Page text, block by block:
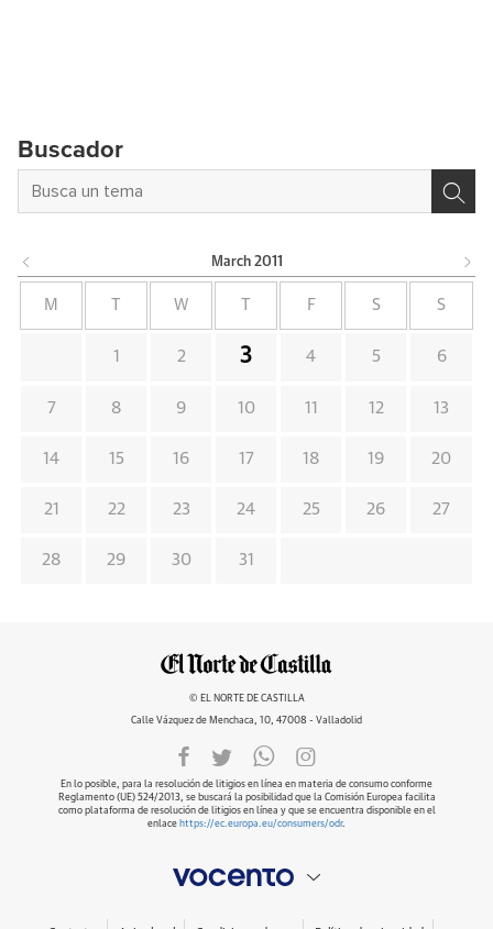
Buscador
March 2011
M W F S S
1 2 3 4 5 6
7 8 9 10 11 12 13
14 15 16 17 18 19 20
21 22 23 24 25 26 27
28 29 30 31
© EL NORTE DE CASTILLA
Calle Vázquez de Menchaca, 10, 47008 - Valladolid
En lo posible, para la resolución de litigios en línea en materia de consumo conforme
Reglamento (UE) 524/2013, se buscará la posibilidad que la Comisión Europea facilita
como plataforma de resolución de litigios en línea y que se encuentra disponible en el
enlace https://ec.europa.eu/consumers/odr.